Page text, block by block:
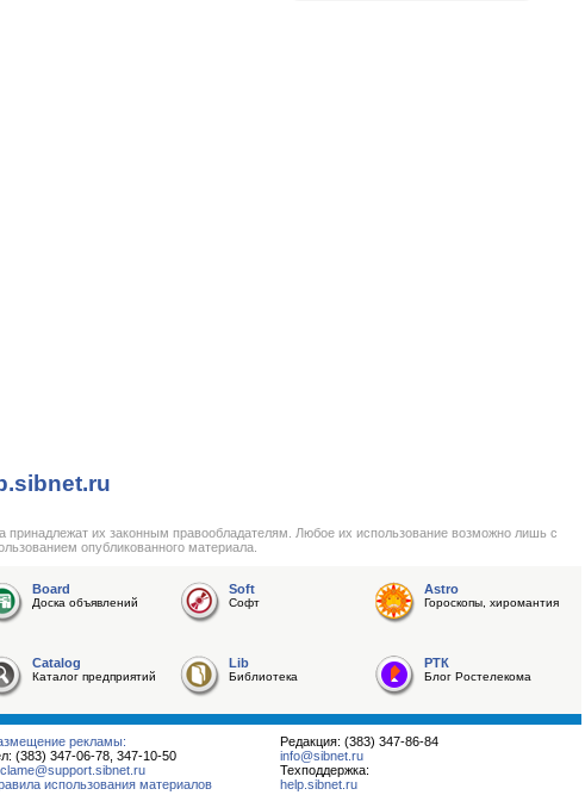
принадлежат их законным правообладателям. Любое их использование возможно лишь с
опубликованного материала.
Board
Доска объявлений
Soft
Софт
Astro
Гороскопы, хиромантия
Catalog
Каталог предприятий
Lib
Библиотека
РТК
Блог Ростелекома
Редакция: (383) 347-86-84
info@sibnet.ru
Техподдержка:
help.sibnet.ru
рекламы:
(383) 347-06-78, 347-10-50
использования материалов